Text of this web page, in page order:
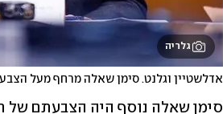
גלריה
אדלשטיין וגלנט. סימן שאלה מרחף מעל